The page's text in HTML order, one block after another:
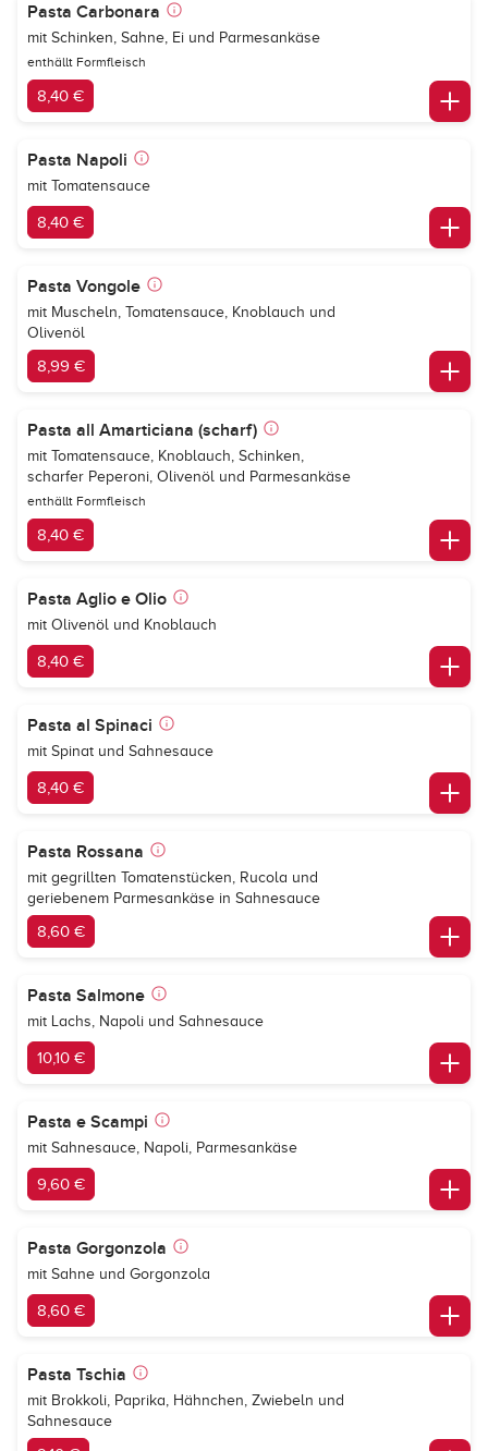
Pasta Carbonara
mit Schinken, Sahne, Ei und Parmesankäse
enthällt Formfleisch
8,40 €
Pasta Napoli
mit Tomatensauce
8,40 €
Pasta Vongole
mit Muscheln, Tomatensauce, Knoblauch und
Olivenöl
8,99 €
Pasta all Amarticiana (scharf)
mit Tomatensauce, Knoblauch, Schinken,
scharfer Peperoni, Olivenöl und Parmesankäse
enthällt Formfleisch
8,40 €
Pasta Aglio e Olio
mit Olivenöl und Knoblauch
8,40 €
Pasta al Spinaci
mit Spinat und Sahnesauce
8,40 €
Pasta Rossana
mit gegrillten Tomatenstücken, Rucola und
geriebenem Parmesankäse in Sahnesauce
8,60 €
Pasta Salmone
mit Lachs, Napoli und Sahnesauce
10,10 €
Pasta e Scampi
mit Sahnesauce, Napoli, Parmesankäse
9,60 €
Pasta Gorgonzola
mit Sahne und Gorgonzola
8,60 €
Pasta Tschia
mit Brokkoli, Paprika, Hähnchen, Zwiebeln und
Sahnesauce